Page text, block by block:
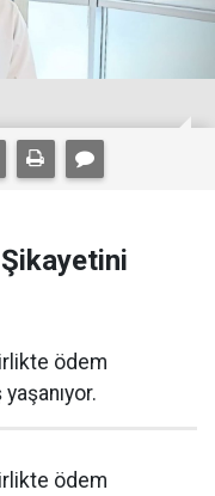
ödem
ödem